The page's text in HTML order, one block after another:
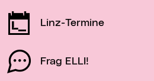
Linz-Termine
Frag ELLI!